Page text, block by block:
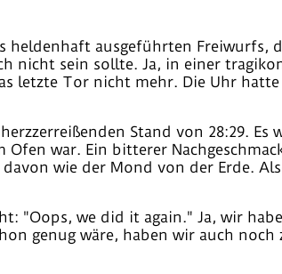
heldenhaft ausgeführten Freiwurfs,
nicht sein sollte. Ja, in einer
letzte Tor nicht mehr. Die Uhr
Stand von 28:29. Es
war. Ein bitterer
wie der Mond von der Erde.
"Oops, we did it again." Ja, wir
genug wäre, haben wir auch